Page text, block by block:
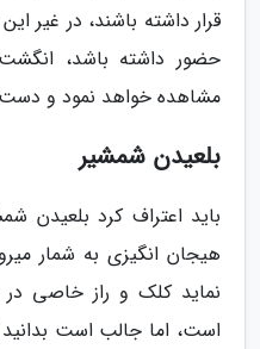
قرار داشته باشند، در غیر
حضور داشته باشد،
مشاهده خواهد نمود و دست
بلعیدن شمشیر
باید اعتراف کرد بلعیدن
هیجان انگیزی به شمار
نماید کلک و راز خاصی
است، اما جالب است